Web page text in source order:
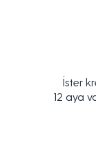
İster
12 aya